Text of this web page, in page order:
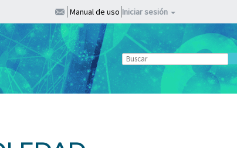
Manual de uso Iniciar sesión